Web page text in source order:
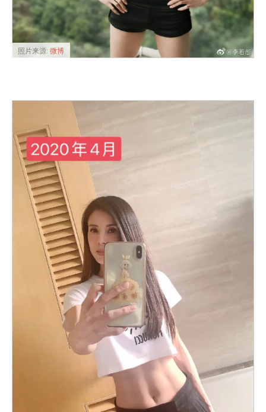
照片来源: 微博